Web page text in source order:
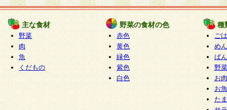
主な食材
野菜
肉
魚
くだもの
野菜の食材の色
赤色
黄色
緑色
紫色
白色
種
ご
めん
ぱん
野
お
お
た